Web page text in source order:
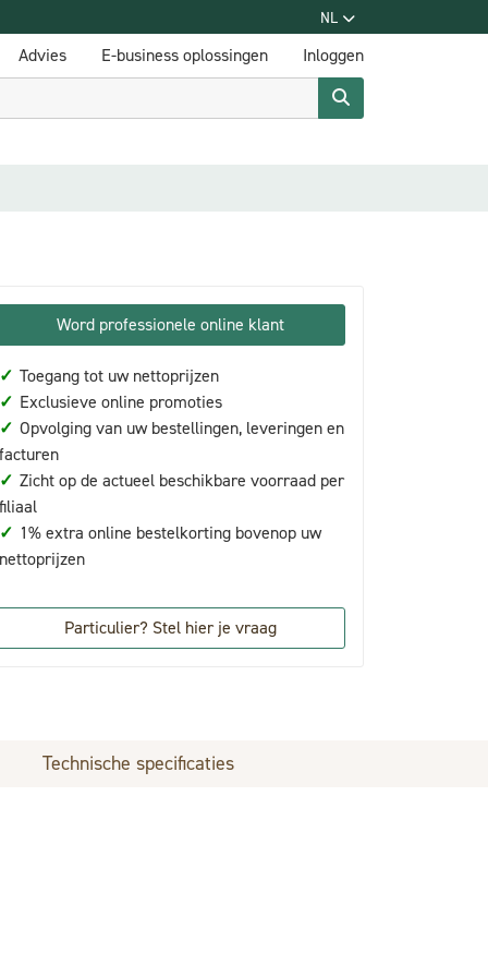
NL
Advies E-business oplossingen Inloggen
Word professionele online klant
✓ Toegang tot uw nettoprijzen
✓ Exclusieve online promoties
✓ Opvolging van uw bestellingen, leveringen en
facturen
✓ Zicht op de actueel beschikbare voorraad per
filiaal
✓ 1% extra online bestelkorting bovenop uw
nettoprijzen
Particulier? Stel hier je vraag
Technische specificaties